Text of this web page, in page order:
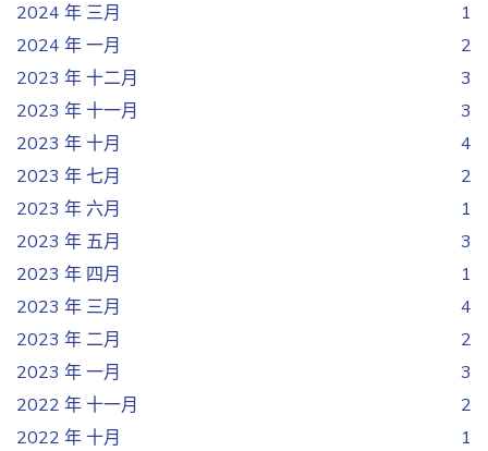
2024 年 三月
1
2024 年 一月
2
2023 年 十二月
3
2023 年 十一月
3
2023 年 十月
4
2023 年 七月
2
2023 年 六月
1
2023 年 五月
3
2023 年 四月
1
2023 年 三月
4
2023 年 二月
2
2023 年 一月
3
2022 年 十一月
2
2022 年 十月
1